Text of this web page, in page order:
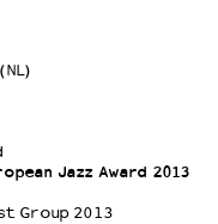
Jazz Award 2013
Group 2013